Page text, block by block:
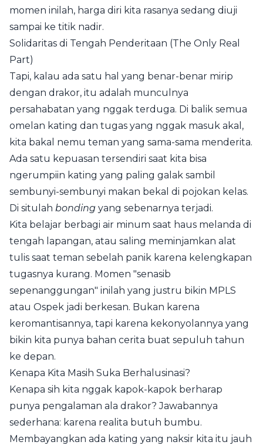
momen inilah, harga diri kita rasanya sedang diuji
sampai ke titik nadir.
Solidaritas di Tengah Penderitaan (The Only Real
Part)
Tapi, kalau ada satu hal yang benar-benar mirip
dengan drakor, itu adalah munculnya
persahabatan yang nggak terduga. Di balik semua
omelan kating dan tugas yang nggak masuk akal,
kita bakal nemu teman yang sama-sama menderita.
Ada satu kepuasan tersendiri saat kita bisa
ngerumpiin kating yang paling galak sambil
sembunyi-sembunyi makan bekal di pojokan kelas.
Di situlah bonding yang sebenarnya terjadi.
Kita belajar berbagi air minum saat haus melanda di
tengah lapangan, atau saling meminjamkan alat
tulis saat teman sebelah panik karena kelengkapan
tugasnya kurang. Momen "senasib
sepenanggungan" inilah yang justru bikin MPLS
atau Ospek jadi berkesan. Bukan karena
keromantisannya, tapi karena kekonyolannya yang
bikin kita punya bahan cerita buat sepuluh tahun
ke depan.
Kenapa Kita Masih Suka Berhalusinasi?
Kenapa sih kita nggak kapok-kapok berharap
punya pengalaman ala drakor? Jawabannya
sederhana: karena realita butuh bumbu.
Membayangkan ada kating yang naksir kita itu jauh